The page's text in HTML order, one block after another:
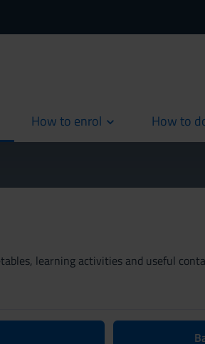
How to enrol How to
current
learning activities and useful